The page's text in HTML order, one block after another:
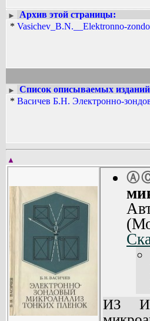
►
Архив этой страницы:
* Vasichev_B.N.__Elektronno-
►
Список описываемых
* Васичев Б.Н. Электронно-
▲
Ⓐ
ИЗ